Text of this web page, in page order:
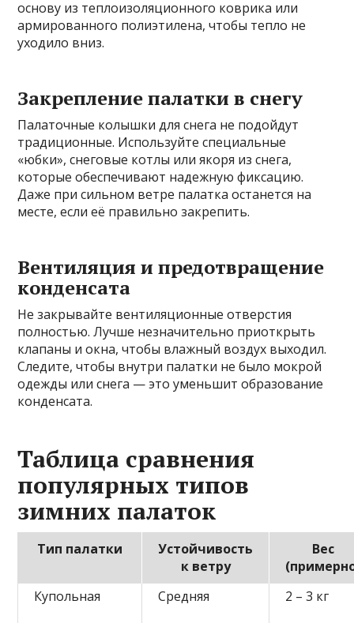
основу из теплоизоляционного коврика или
армированного полиэтилена, чтобы тепло не
уходило вниз.
Закрепление палатки в снегу
Палаточные колышки для снега не подойдут
традиционные. Используйте специальные
«юбки», снеговые котлы или якоря из снега,
которые обеспечивают надежную фиксацию.
Даже при сильном ветре палатка останется на
месте, если её правильно закрепить.
Вентиляция и предотвращение
конденсата
Не закрывайте вентиляционные отверстия
полностью. Лучше незначительно приоткрыть
клапаны и окна, чтобы влажный воздух выходил.
Следите, чтобы внутри палатки не было мокрой
одежды или снега — это уменьшит образование
конденсата.
Таблица сравнения
популярных типов
зимних палаток
Тип палатки
Устойчивость
к ветру
Вес
Купольная
Средняя 2 – 3 кг